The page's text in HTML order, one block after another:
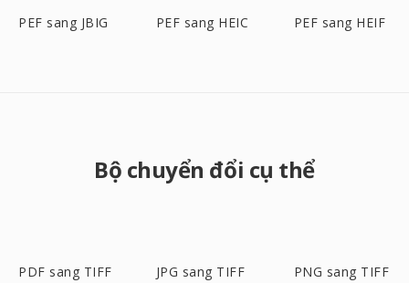
PEF sang JBIG PEF sang HEIC PEF sang HEIF
Bộ chuyển đổi cụ thể
PDF sang TIFF JPG sang TIFF PNG sang TIFF